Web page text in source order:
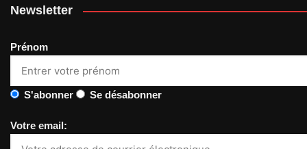
Newsletter
Prénom
S'abonner Se désabonner
Votre email: